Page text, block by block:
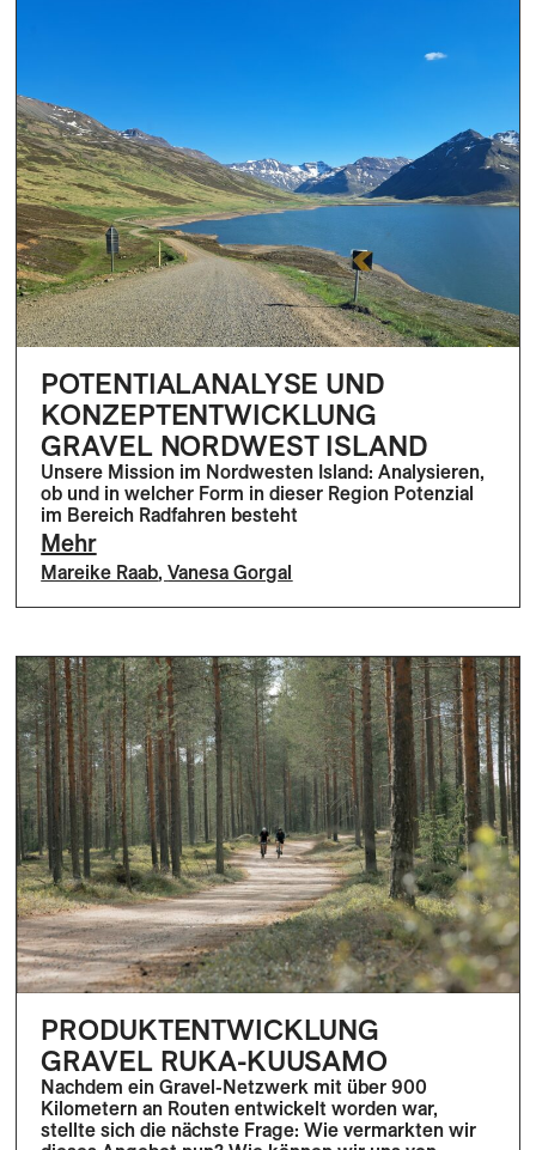
POTENTIALANALYSE UND
KONZEPTENTWICKLUNG
GRAVEL NORDWEST ISLAND
Unsere Mission im Nordwesten Island: Analysieren,
ob und in welcher Form in dieser Region Potenzial
im Bereich Radfahren besteht
Mehr
Mareike Raab,Vanesa Gorgal
PRODUKTENTWICKLUNG
GRAVEL RUKA-KUUSAMO
Nachdem ein Gravel-Netzwerk mit über 900
Kilometern an Routen entwickelt worden war,
stellte sich die nächste Frage: Wie vermarkten wir